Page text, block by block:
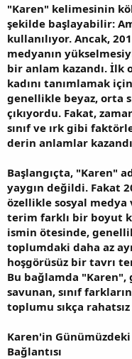
"Karen" kelimesinin
şekilde başlayabilir:
kullanılıyor. Ancak,
medyanın
bir anlam kazandı.
kadını tanımlamak
genellikle beyaz, orta
çıkıyordu. Fakat,
sınıf ve ırk gibi
derin anlamlar
Başlangıçta, "Karen"
yaygın değildi. Fakat
özellikle sosyal
terim farklı bir boyut
ismin ötesinde,
toplumdaki daha az
hoşgörüsüz bir tavrı
Bu bağlamda "Karen",
savunan, sınıf
toplumu sıkça
Karen'in Günümüzdeki
Bağlantısı